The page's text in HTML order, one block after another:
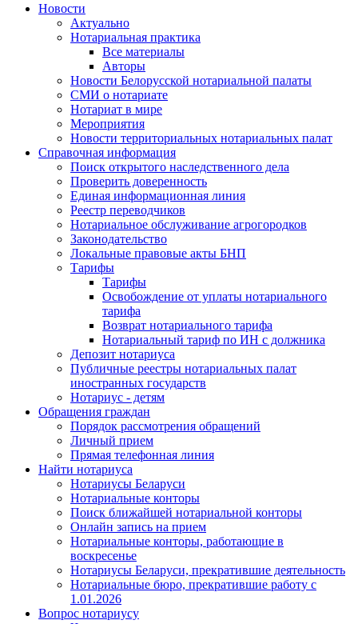
Новости
Актуально
Нотариальная практика
Все материалы
Авторы
Новости Белорусской нотариальной палаты
СМИ о нотариате
Нотариат в мире
Мероприятия
Новости территориальных нотариальных палат
Справочная информация
Поиск открытого наследственного дела
Проверить доверенность
Единая информационная линия
Реестр переводчиков
Нотариальное обслуживание агрогородков
Законодательство
Локальные правовые акты БНП
Тарифы
Тарифы
Освобождение от уплаты нотариального
тарифа
Возврат нотариального тарифа
Нотариальный тариф по ИН с должника
Депозит нотариуса
Публичные реестры нотариальных палат
иностранных государств
Нотариус - детям
Обращения граждан
Порядок рассмотрения обращений
Личный прием
Прямая телефонная линия
Найти нотариуса
Нотариусы Беларуси
Нотариальные конторы
Поиск ближайшей нотариальной конторы
Онлайн запись на прием
Нотариальные конторы, работающие в
воскресенье
Нотариусы Беларуси, прекратившие деятельность
Нотариальные бюро, прекратившие работу с
1.01.2026
Вопрос нотариусу